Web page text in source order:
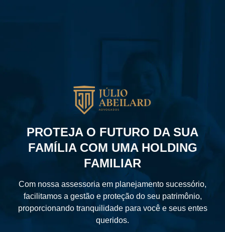
PROTEJA O FUTURO DA SUA
FAMÍLIA COM UMA HOLDING
FAMILIAR
Com nossa assessoria em planejamento sucessório,
facilitamos a gestão e proteção do seu patrimônio,
proporcionando tranquilidade para você e seus entes
queridos.